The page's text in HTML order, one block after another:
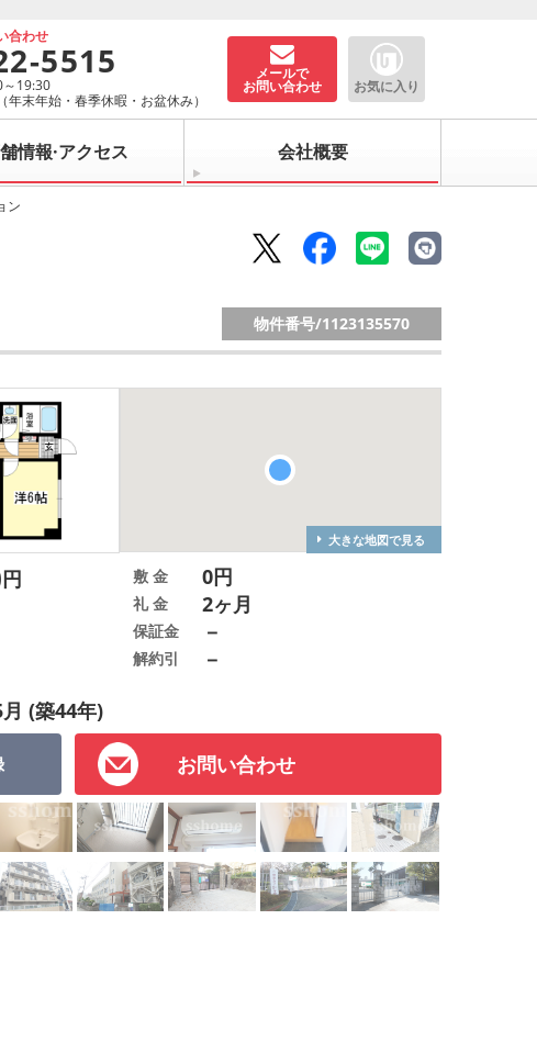
合わせ
5515
19:30
年末年始・春季休暇・お盆休み）
メールで
お問い合わせ お気に入り
情報·アクセス 会社概要
ン
物件番号/1123135570
大きな地図で見る
お問い合わせ
円
(築44年)
敷 金 0円
礼 金 2ヶ月
保証金 －
解約引 －